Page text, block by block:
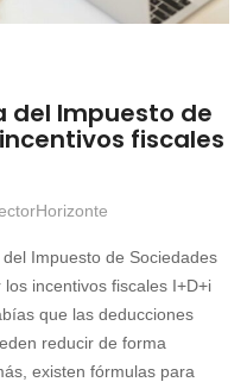
del Impuesto de
fiscales
Impuesto de Sociedades
incentivos fiscales I+D+i
que las deducciones
reducir de forma
existen fórmulas para